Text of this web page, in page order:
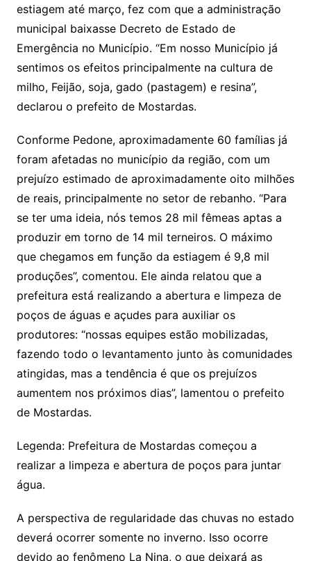
estiagem até março, fez com que a administração
municipal baixasse Decreto de Estado de
Emergência no Município. “Em nosso Município já
sentimos os efeitos principalmente na cultura de
milho, Feijão, soja, gado (pastagem) e resina”,
declarou o prefeito de Mostardas.
Conforme Pedone, aproximadamente 60 famílias já
foram afetadas no município da região, com um
prejuízo estimado de aproximadamente oito milhões
de reais, principalmente no setor de rebanho. “Para
se ter uma ideia, nós temos 28 mil fêmeas aptas a
produzir em torno de 14 mil terneiros. O máximo
que chegamos em função da estiagem é 9,8 mil
produções”, comentou. Ele ainda relatou que a
prefeitura está realizando a abertura e limpeza de
poços de águas e açudes para auxiliar os
produtores: “nossas equipes estão mobilizadas,
fazendo todo o levantamento junto às comunidades
atingidas, mas a tendência é que os prejuízos
aumentem nos próximos dias”, lamentou o prefeito
de Mostardas.
Legenda: Prefeitura de Mostardas começou a
realizar a limpeza e abertura de poços para juntar
água.
A perspectiva de regularidade das chuvas no estado
deverá ocorrer somente no inverno. Isso ocorre
devido ao fenômeno La Nina, o que deixará as